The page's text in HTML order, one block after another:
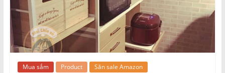
Mua sắm Product Săn sale Amazon